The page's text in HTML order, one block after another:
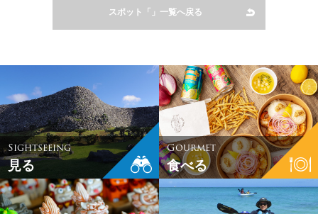
スポット「」一覧へ戻る
Sightseeing
見る
Gourmet
食べる